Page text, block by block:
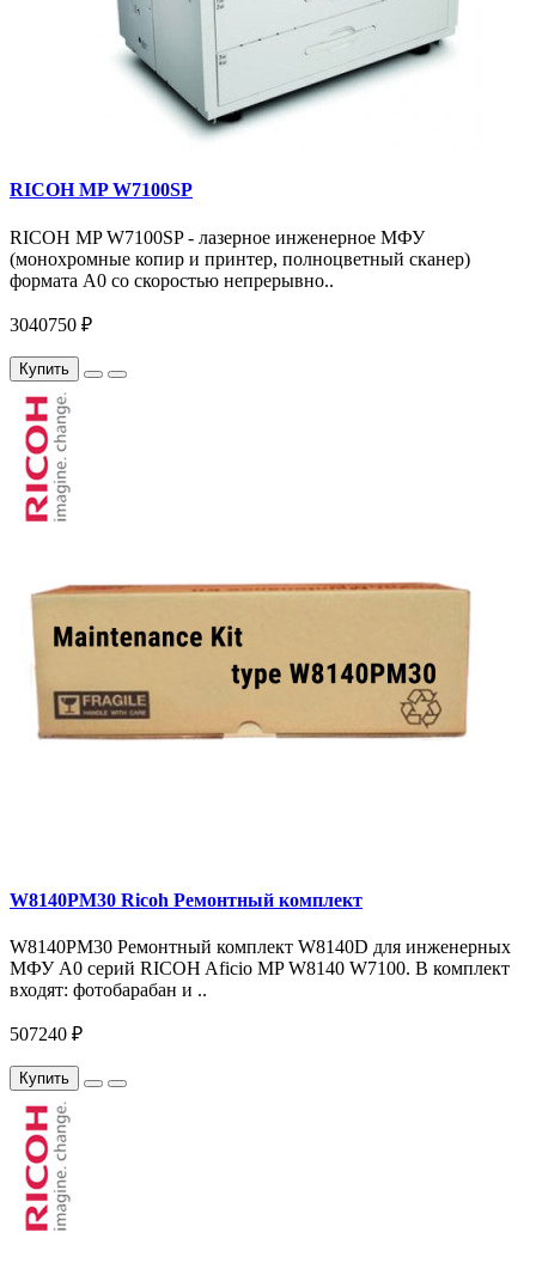
RICOH MP W7100SP
RICOH MP W7100SP - лазерное инженерное МФУ
(монохромные копир и принтер, полноцветный сканер)
формата A0 co cкоростью непрерывно..
3040750 ₽
Купить
W8140PM30 Ricoh Ремонтный комплект
W8140PM30 Ремонтный комплект W8140D для инженерных
МФУ A0 серий RICOH Aficio MP W8140 W7100. В комплект
входят: фотобарабан и ..
507240 ₽
Купить